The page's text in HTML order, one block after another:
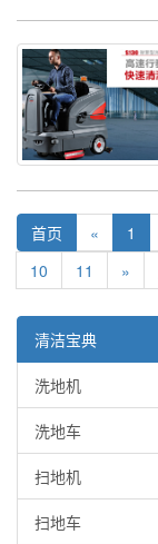
首页 « 1
10
11 »
清洁宝典
洗地机
洗地车
扫地机
扫地车